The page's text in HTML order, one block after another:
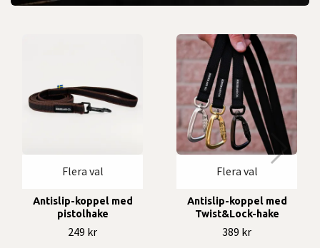
Flera val
Antislip-koppel med
pistolhake
249 kr
Flera val
Antislip-koppel med
Twist&Lock-hake
389 kr